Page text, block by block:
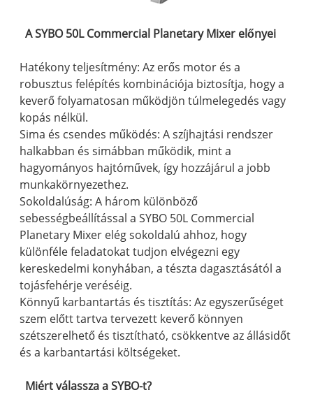
A SYBO 50L Commercial Planetary Mixer előnyei
Hatékony teljesítmény: Az erős motor és a
robusztus felépítés kombinációja biztosítja, hogy a
keverő folyamatosan működjön túlmelegedés vagy
kopás nélkül.
Sima és csendes működés: A szíjhajtási rendszer
halkabban és simábban működik, mint a
hagyományos hajtóművek, így hozzájárul a jobb
munkakörnyezethez.
Sokoldalúság: A három különböző
sebességbeállítással a SYBO 50L Commercial
Planetary Mixer elég sokoldalú ahhoz, hogy
különféle feladatokat tudjon elvégezni egy
kereskedelmi konyhában, a tészta dagasztásától a
tojásfehérje veréséig.
Könnyű karbantartás és tisztítás: Az egyszerűséget
szem előtt tartva tervezett keverő könnyen
szétszerelhető és tisztítható, csökkentve az állásidőt
és a karbantartási költségeket.
Miért válassza a SYBO-t?